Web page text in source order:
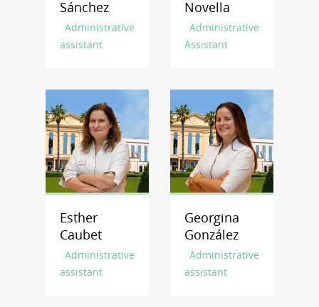
Novella
Administrative
Assistant
Sánchez
Administrative
assistant
Georgina
González
Administrative
assistant
Esther
Caubet
Administrative
assistant